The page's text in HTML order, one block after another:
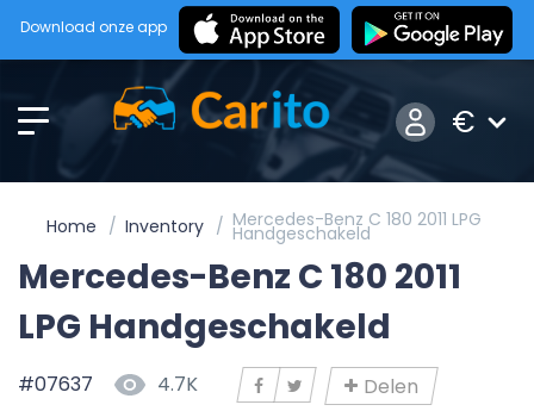
Download onze app
€
Home Inventory Mercedes-Benz C 180 2011 LPG
Handgeschakeld
Mercedes-Benz C 180 2011
LPG Handgeschakeld
#07637 4.7K Delen